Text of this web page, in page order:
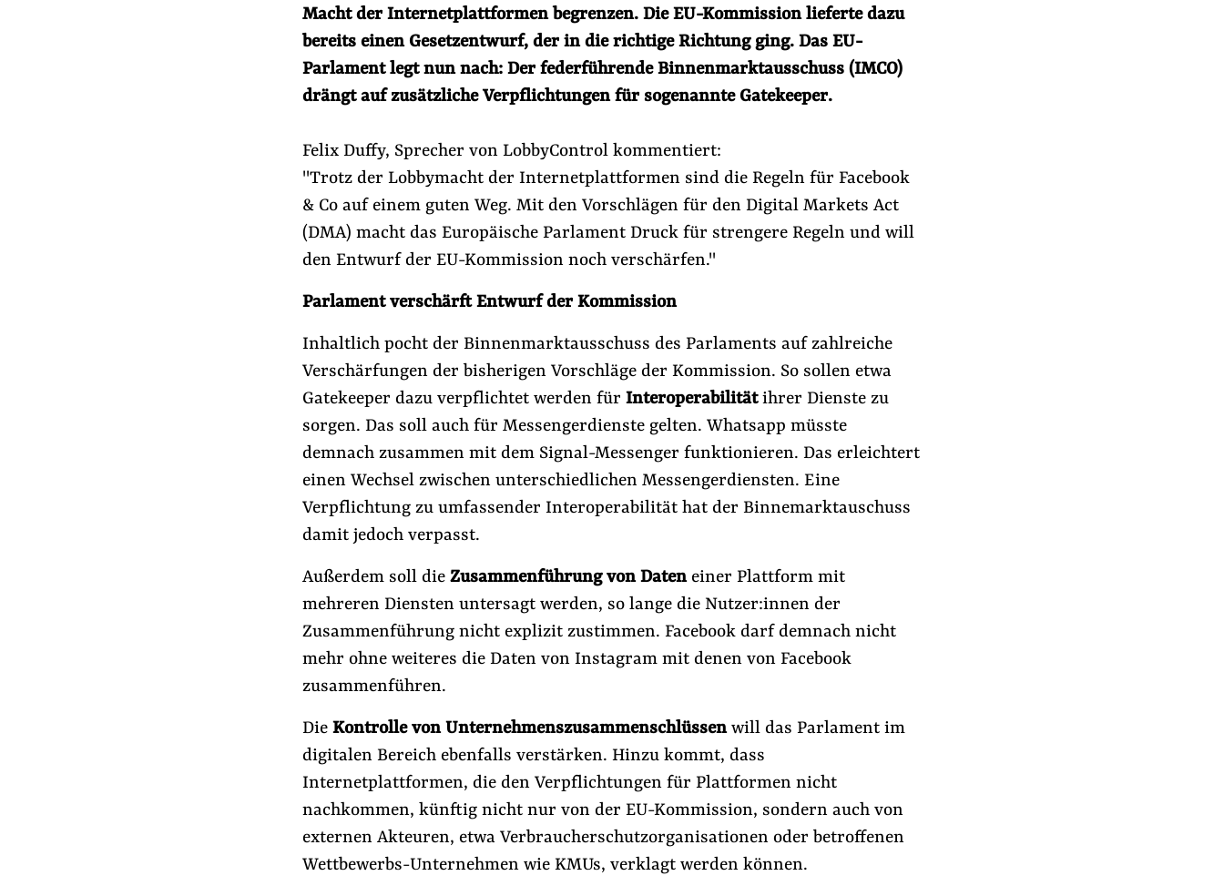
#Macht der Digitalkonzerne #Lobbyismus und Klima #Lobbyismus an Schulen #Lobby-Fußspur
Folge Uns
Macht der Internetplattformen begrenzen. Die EU-Kommission lieferte dazu
bereits einen Gesetzentwurf, der in die richtige Richtung ging. Das EU-
Parlament legt nun nach: Der federführende Binnenmarktausschuss (IMCO)
drängt auf zusätzliche Verpflichtungen für sogenannte Gatekeeper.
Felix Duffy, Sprecher von LobbyControl kommentiert:
"Trotz der Lobbymacht der Internetplattformen sind die Regeln für Facebook
& Co auf einem guten Weg. Mit den Vorschlägen für den Digital Markets Act
(DMA) macht das Europäische Parlament Druck für strengere Regeln und will
den Entwurf der EU-Kommission noch verschärfen."
Parlament verschärft Entwurf der Kommission
Inhaltlich pocht der Binnenmarktausschuss des Parlaments auf zahlreiche
Verschärfungen der bisherigen Vorschläge der Kommission. So sollen etwa
Gatekeeper dazu verpflichtet werden für Interoperabilitätihrer Dienste zu
sorgen. Das soll auch für Messengerdienste gelten. Whatsapp müsste
demnach zusammen mit dem Signal-Messenger funktionieren. Das erleichtert
einen Wechsel zwischen unterschiedlichen Messengerdiensten. Eine
Verpflichtung zu umfassender Interoperabilität hat der Binnemarktauschuss
damit jedoch verpasst.
Außerdem soll die Zusammenführung von Dateneiner Plattform mit
mehreren Diensten untersagt werden, so lange die Nutzer:innen der
Zusammenführung nicht explizit zustimmen. Facebook darf demnach nicht
mehr ohne weiteres die Daten von Instagram mit denen von Facebook
zusammenführen.
Die Kontrolle von Unternehmenszusammenschlüssenwill das Parlament im
digitalen Bereich ebenfalls verstärken. Hinzu kommt, dass
Internetplattformen, die den Verpflichtungen für Plattformen nicht
nachkommen, künftig nicht nur von der EU-Kommission, sondern auch von
externen Akteuren, etwa Verbraucherschutzorganisationen oder betroffenen
Wettbewerbs-Unternehmen wie KMUs, verklagt werden können.